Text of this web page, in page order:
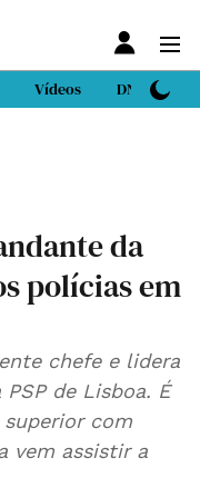
Vídeos DN Sport
da
polícias em
chefe e lidera
de Lisboa. É
com
vem assistir a